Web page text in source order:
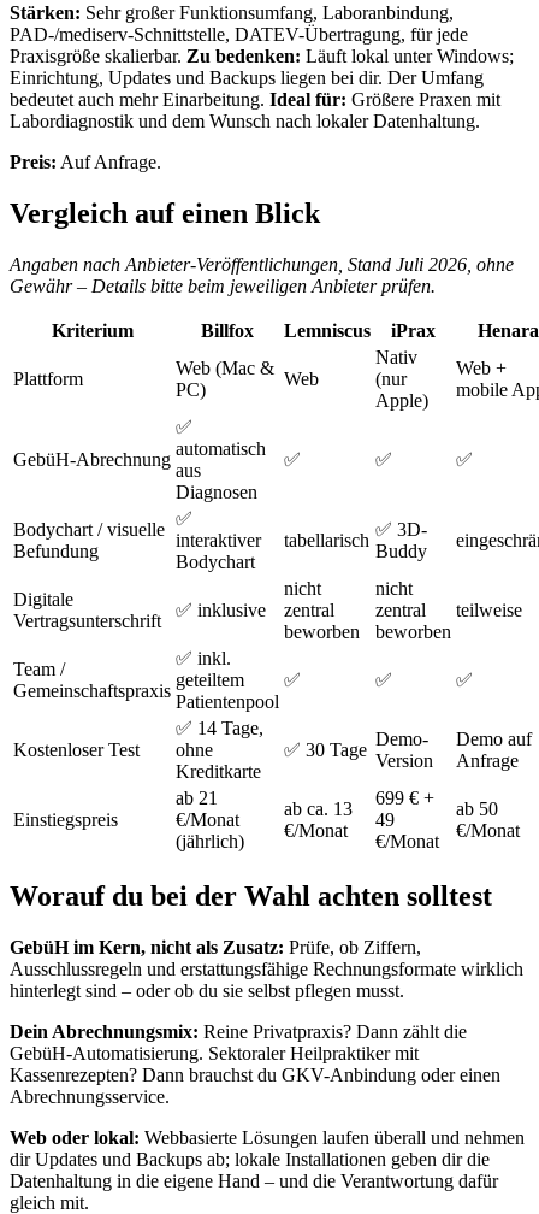
Stärken: Sehr großer Funktionsumfang, Laboranbindung,
PAD-/mediserv-Schnittstelle, DATEV-Übertragung, für jede
Praxisgröße skalierbar. Zu bedenken: Läuft lokal unter Windows;
Einrichtung, Updates und Backups liegen bei dir. Der Umfang
bedeutet auch mehr Einarbeitung. Ideal für: Größere Praxen mit
Labordiagnostik und dem Wunsch nach lokaler Datenhaltung.
Preis: Auf Anfrage.
Vergleich auf einen Blick
Angaben nach Anbieter-Veröffentlichungen, Stand Juli 2026, ohne
Gewähr – Details bitte beim jeweiligen Anbieter prüfen.
Kriterium Billfox Lemniscus iPrax Henara
Plattform
Web (Mac &
PC)
Web
Nativ
(nur
Apple)
Web +
mobile
GebüH-Abrechnung
✅
automatisch
aus
Diagnosen
✅ ✅ ✅
Bodychart / visuelle
Befundung
✅
interaktiver
Bodychart
tabellarisch
✅ 3D-
Buddy
Digitale
Vertragsunterschrift
✅ inklusive
nicht
zentral
beworben
nicht
zentral
beworben
teilweise
Team /
Gemeinschaftspraxis
✅ inkl.
geteiltem
Patientenpool
✅ ✅ ✅
Kostenloser Test
✅ 14 Tage,
ohne
Kreditkarte
✅ 30 Tage
Demo-
Version
Demo auf
Anfrage
Einstiegspreis
ab 21
€/Monat
(jährlich)
ab ca. 13
€/Monat
699 € +
49
€/Monat
ab 50
€/Monat
Worauf du bei der Wahl achten solltest
GebüH im Kern, nicht als Zusatz: Prüfe, ob Ziffern,
Ausschlussregeln und erstattungsfähige Rechnungsformate wirklich
hinterlegt sind – oder ob du sie selbst pflegen musst.
Dein Abrechnungsmix: Reine Privatpraxis? Dann zählt die
GebüH-Automatisierung. Sektoraler Heilpraktiker mit
Kassenrezepten? Dann brauchst du GKV-Anbindung oder einen
Abrechnungsservice.
Web oder lokal: Webbasierte Lösungen laufen überall und nehmen
dir Updates und Backups ab; lokale Installationen geben dir die
Datenhaltung in die eigene Hand – und die Verantwortung dafür
gleich mit.